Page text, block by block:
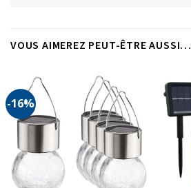
VOUS AIMEREZ PEUT-ÊTRE AUSSI…
-16%